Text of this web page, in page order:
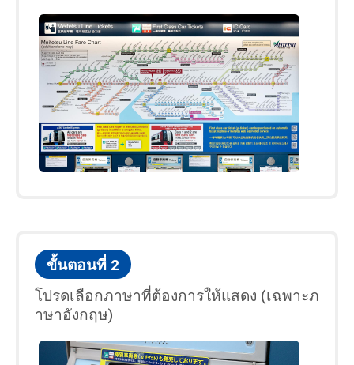
Special Discount Tickets
Tap to Ride
สถานที่ท่องเที่ยว
สิ่งอำนวยความสะดวก - Wi-Fi และอื่นๆ
ขั้นตอนที่ 2
โปรดเลือกภาษาที่ต้องการให้แสดง (เฉพาะภ
าษาอังกฤษ)